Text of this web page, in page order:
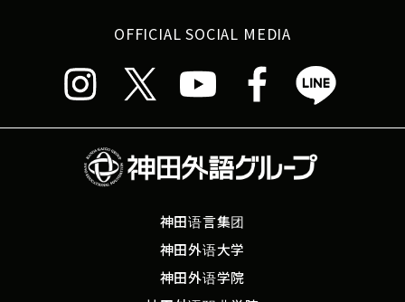
OFFICIAL SOCIAL MEDIA
神田语言集团
神田外语大学
神田外语学院